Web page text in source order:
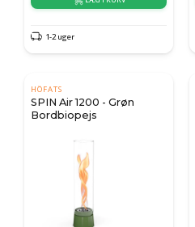
1-2 uger
HÖFATS
SPIN Air 1200 - Grøn
Bordbiopejs